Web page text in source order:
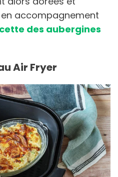
accompagnement
des aubergines
Air Fryer